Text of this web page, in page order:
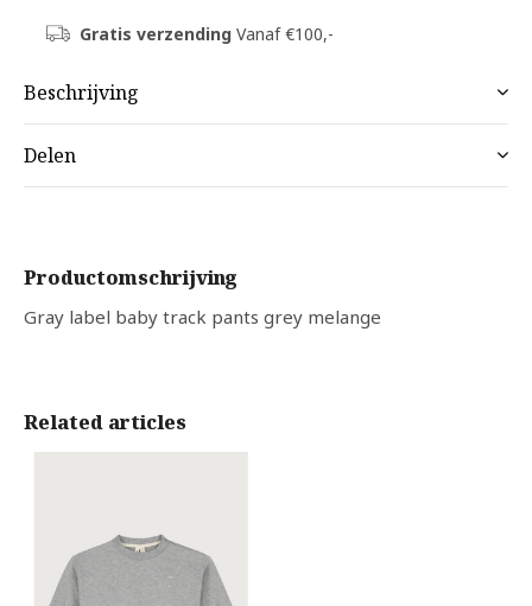
Gratis verzendingVanaf €100,-
Beschrijving
Delen
Productomschrijving
Gray label baby track pants grey melange
Related articles